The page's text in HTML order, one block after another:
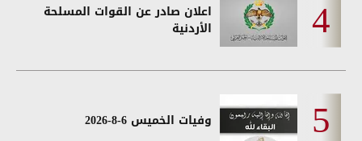
اعلان صادر عن القوات المسلحة
الأردنية
وفيات الخميس 6-8-2026